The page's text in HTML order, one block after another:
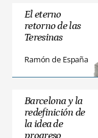
El eterno
retorno de las
Teresinas
Ramón de España
Barcelona y la
redefinición de
la idea de